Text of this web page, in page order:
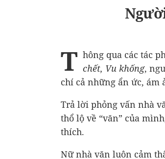
T hông qua các tác
chết, Vu khống,
chí cả những ẩn ức, ám
Trả lời phỏng vấn nhà
thổ lộ về “văn” của
thích.
Nữ nhà văn luôn cảm